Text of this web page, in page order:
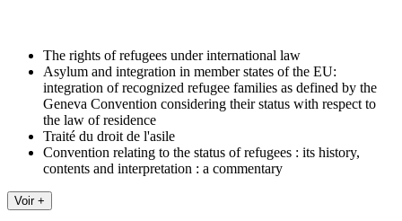
The rights of refugees under international law
Asylum and integration in member states of the EU:
integration of recognized refugee families as defined by the
Geneva Convention considering their status with respect to
the law of residence
Traité du droit de l'asile
Convention relating to the status of refugees : its history,
contents and interpretation : a commentary